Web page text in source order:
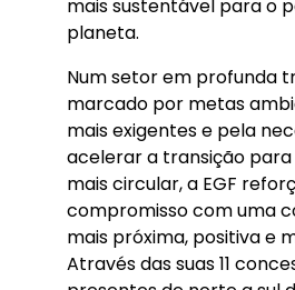
mais sustentável para o
planeta.
Num setor em profunda
marcado por metas
mais exigentes e pela
acelerar a transição
mais circular, a EGF
compromisso com uma
mais próxima, positiva e
Através das suas 11